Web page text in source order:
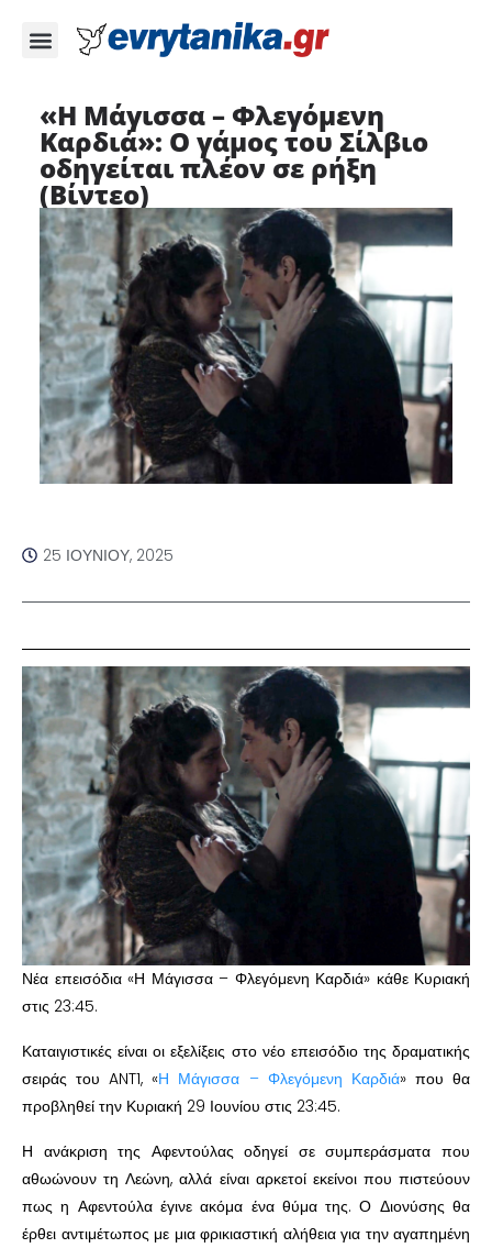
«Η Μάγισσα – Φλεγόμενη
Καρδιά»: Ο γάμος του Σίλβιο
οδηγείται πλέον σε ρήξη
(Βίντεο)
25 ΙΟΥΝΊΟΥ, 2025
Νέα επεισόδια «Η Μάγισσα – Φλεγόμενη Καρδιά» κάθε Κυριακή
στις 23:45.
Καταιγιστικές είναι οι εξελίξεις στο νέο επεισόδιο της δραματικής
σειράς του ANT1, «Η Μάγισσα – Φλεγόμενη Καρδιά» που θα
προβληθεί την Κυριακή 29 Ιουνίου στις 23:45.
Η ανάκριση της Αφεντούλας οδηγεί σε συμπεράσματα που
αθωώνουν τη Λεώνη, αλλά είναι αρκετοί εκείνοι που πιστεύουν
πως η Αφεντούλα έγινε ακόμα ένα θύμα της. Ο Διονύσης θα
έρθει αντιμέτωπος με μια φρικιαστική αλήθεια για την αγαπημένη